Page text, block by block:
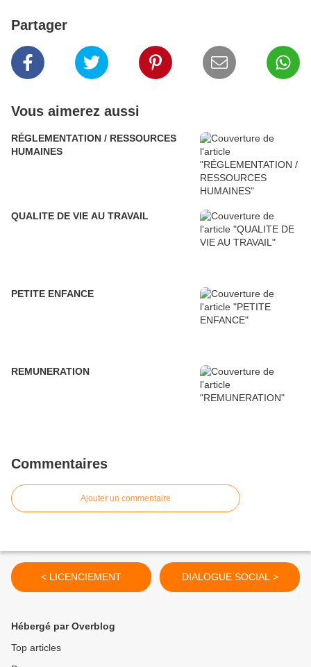
Partager
Vous aimerez aussi
RÉGLEMENTATION / RESSOURCES
HUMAINES
QUALITE DE VIE AU TRAVAIL
PETITE ENFANCE
REMUNERATION
Commentaires
Ajouter un commentaire
< LICENCIEMENT DIALOGUE SOCIAL >
Hébergé par Overblog
Top articles